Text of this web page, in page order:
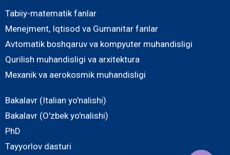
Tabiiy-matematik fanlar
Menejment, Iqtisod va Gumanitar fanlar
Avtomatik boshqaruv va kompyuter muhandisligi
Qurilish muhandisligi va arxitektura
Mexanik va aerokosmik muhandisligi
Bakalavr (Italian yo'nalishi)
Bakalavr (O'zbek yo'nalishi)
PhD
Tayyorlov dasturi